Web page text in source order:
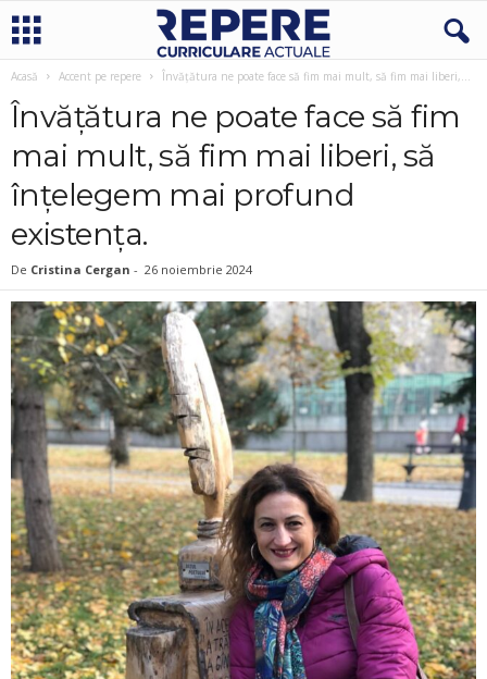
Acasă Accent pe repere Învățătura ne poate face să fim mai mult, să fim mai liberi,...
Învățătura ne poate face să fim
mai mult, să fim mai liberi, să
înțelegem mai profund
existența.
De Cristina Cergan - 26 noiembrie 2024